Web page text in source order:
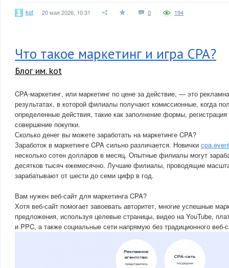
kot 20 мая 2026, 10:31 0 194
Что такое маркетинг и игра CPA?
Блог им. kot
CPA-маркетинг, или маркетинг по цене за действие, — это
результатах, в которой филиалы получают комиссионные, когда
определенные действия, такие как заполнение формы,
совершение покупки.
Сколько денег вы можете заработать на маркетинге CPA?
Заработок в маркетинге CPA сильно различается. Новички
несколько сотен долларов в месяц. Опытные филиалы могут
десятков тысяч ежемесячно. Лучшие филиалы, проводящие
зарабатывают от шести до семи цифр в год.
Вам нужен веб-сайт для маркетинга CPA?
Хотя веб-сайт помогает завоевать авторитет, многие успешные
предложения, используя целевые страницы, видео на YouTube,
и PPC, а также социальные сети напрямую без традиционного веб-